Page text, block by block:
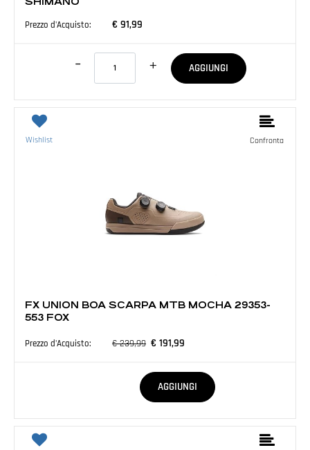
Prezzo d'Acquisto: € 91,99
Quantità
AGGIUNGI
Wishlist Confronta
FX UNION BOA SCARPA MTB MOCHA 29353-
553 FOX
Prezzo d'Acquisto: € 239,99 € 191,99
AGGIUNGI